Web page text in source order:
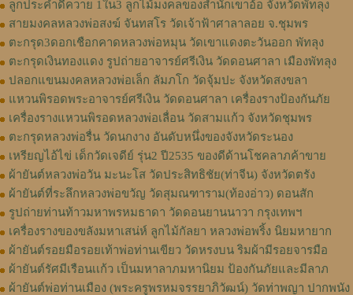
ลูกประคำดีควาย 1ใน3 ลูกไม้มงคลของสำนักเขาอ้อ จังหวัดพัทลุง
สายมงคลหลวงพ่อสงฆ์ จันทสโร วัดเจ้าฟ้าศาลาลอย จ.ชุมพร
ตะกรุด3ดอกเชือกคาดหลวงพ่อหมุน วัดเขาแดงตะวันออก พัทลุง
ตะกรุดเงินทองแดง รูปถ่ายอาจารย์ศรีเงิน วัดดอนศาลา เมืองพัทลุง
ปลอกแขนมงคลหลวงพ่อเล็ก ลัมภโก วัดจุ้มปะ จังหวัดสงขลา
แหวนพิรอดพระอาจารย์ศรีเงิน วัดดอนศาลา เครื่องรางป้องกันภัย
เครื่องรางแหวนพิรอดหลวงพ่อเลื่อน วัดสามแก้ว จังหวัดชุมพร
ตะกรุดหลวงพ่อรื่น วัดนกงาง อันดับหนึ่งของจังหวัดระนอง
เหรียญไอ้ไข่ เด็กวัดเจดีย์ รุ่น2 ปี2535 ของดีด้านโชคลาภค้าขาย
ผ้ายันต์หลวงพ่อวัน มะนะโส วัดประสิทธิชัย(ท่าจีน) จังหวัดตรัง
ผ้ายันต์ที่ระลึกหลวงพ่อขวัญ วัดสุมณฑาราม(ท้องอ่าว) ดอนสัก
รูปถ่ายท่านท้าวมหาพรหมธาดา วัดดอนยานนาวา กรุงเทพฯ
เครื่องรางของขลังมหาเสน่ห์ ลูกไม้กัลยา หลวงพ่อพริ้ง นิยมหายาก
ผ้ายันต์รอยมือรอยเท้าพ่อท่านเขียว วัดหรงบน ริมผ้ามีรอยจารมือ
ผ้ายันต์รัศมีเรือนเเก้ว เป็นมหาลาภมหานิยม ป้องกันภัยและมีลาภ
ผ้ายันต์พ่อท่านเมือง (พระครูพรหมจรรยาภิวัฒน์) วัดท่าพญา ปากพนัง